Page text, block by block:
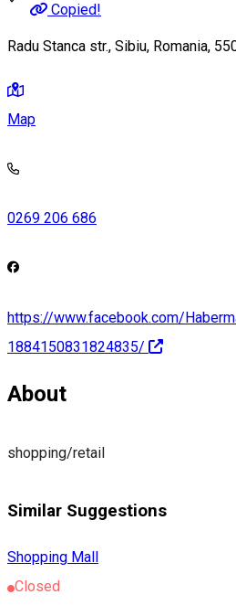
Copied!
Radu Stanca str., Sibiu, Romania,
Map
0269 206 686
https://www.facebook.com/
1884150831824835/
About
shopping/retail
Similar Suggestions
Shopping Mall
Closed